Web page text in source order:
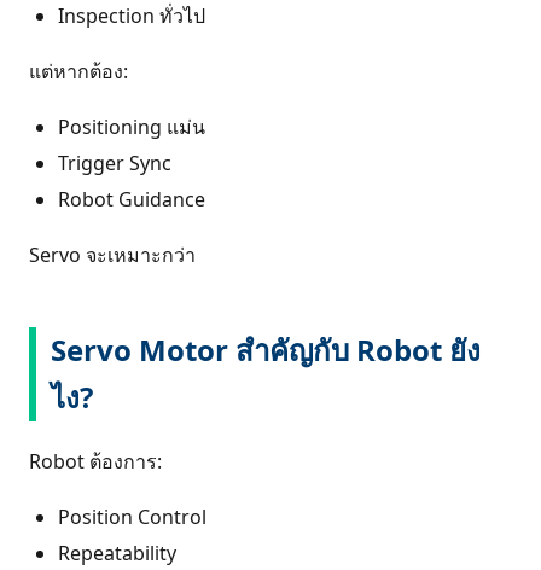
Inspection ทั่วไป
แต่หากต้อง:
Positioning แม่น
Trigger Sync
Robot Guidance
Servo จะเหมาะกว่า
Servo Motor สำคัญกับ Robot ยัง
ไง?
Robot ต้องการ:
Position Control
Repeatability